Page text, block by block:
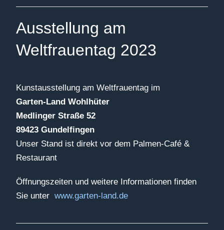
Ausstellung am
Weltfrauentag 2023
Kunstausstellung am Weltfrauentag im
Garten-Land Wohlhüter
Medlinger Straße 52
89423 Gundelfingen
Unser Stand ist direkt vor dem Palmen-Café &
Restaurant
Öffnungszeiten und weitere Informationen finden
Sie unterwww.garten-land.de